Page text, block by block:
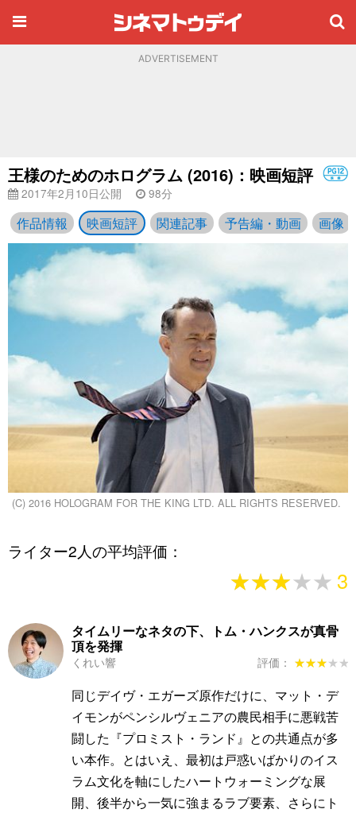
ADVERTISEMENT
王様のためのホログラム (2016)：映画短評
2017年2月10日公開 98分
作品情報 映画短評 関連記事 予告編・動画 画像
(C) 2016 HOLOGRAM FOR THE KING LTD. ALL RIGHTS RESERVED.
ライター2人の平均評価：
★★★★★
★★★★★ 3
タイムリーなネタの下、トム・ハンクスが真骨
頂を発揮
くれい響 評価： ★★★★★
★★★★★
同じデイヴ・エガーズ原作だけに、マット・デ
イモンがペンシルヴェニアの農民相手に悪戦苦
闘した『プロミスト・ランド』との共通点が多
い本作。とはいえ、最初は戸惑いばかりのイス
ラム文化を軸にしたハートウォーミングな展
開、後半から一気に強まるラブ要素、さらにト